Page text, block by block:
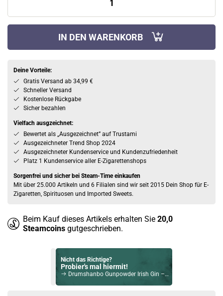
IN DEN WARENKORB
Deine Vorteile:
Gratis Versand ab 34,99 €
Schneller Versand
Kostenlose Rückgabe
Sicher bezahlen
Vielfach ausgzeichnet:
Bewertet als „Ausgezeichnet” auf Trustami
Ausgezeichneter Trend Shop 2024
Ausgezeichneter Kundenservice und Kundenzufriedenheit
Platz 1 Kundenservice aller E-Zigarettenshops
Sorgenfrei und sicher bei Steam-Time einkaufen
Mit über 25.000 Artikeln und 6 Filialen sind wir seit 2015 Dein Shop für E-
Zigaretten, Spirituosen und Imported Sweets.
Beim Kauf dieses Artikels erhalten Sie 20,0
Steamcoins gutgeschrieben.
Nicht das Richtige?
Probier's mal hiermit!
Drumshanbo Gunpowder Irish Gin – Keramikflasche 43% Vol. 700ml